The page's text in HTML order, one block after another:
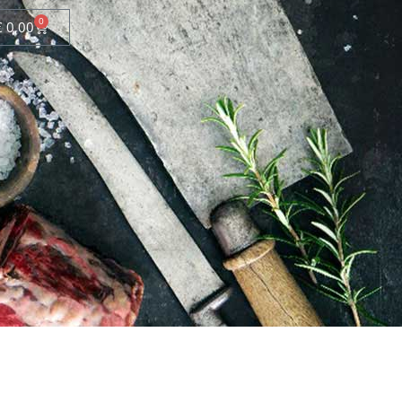
0,00 0